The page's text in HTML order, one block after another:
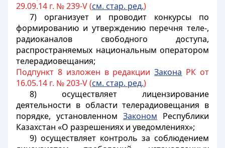
29.09.14 г. № 239-V (см. стар. ред.)
7) организует и проводит конкурсы по
формированию и утверждению перечня теле-,
радиоканалов свободного доступа,
распространяемых национальным оператором
телерадиовещания;
Подпункт 8 изложен в редакцииЗакона РК от
16.05.14 г. № 203-V (см. стар. ред.)
8) осуществляет лицензирование
деятельности в области телерадиовещания в
порядке, установленном Законом Республики
Казахстан «О разрешениях и уведомлениях»;
9) осуществляет контроль за соблюдением